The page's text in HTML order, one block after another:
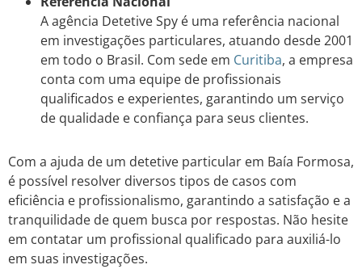
A agência Detetive Spy é uma referência nacional
em investigações particulares, atuando desde 2001
em todo o Brasil. Com sede em Curitiba, a empresa
conta com uma equipe de profissionais
qualificados e experientes, garantindo um serviço
de qualidade e confiança para seus clientes.
Com a ajuda de um detetive particular em Baía Formosa,
é possível resolver diversos tipos de casos com
eficiência e profissionalismo, garantindo a satisfação e a
tranquilidade de quem busca por respostas. Não hesite
em contatar um profissional qualificado para auxiliá-lo
em suas investigações.